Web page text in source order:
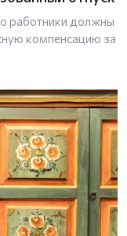
работники должны
компенсацию за